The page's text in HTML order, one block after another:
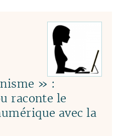
» :
raconte le
avec la